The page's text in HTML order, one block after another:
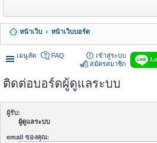
หน้าเว็บ
หน้าเว็บบอร์ด
เมนูลัด
FAQ
เข้าสู่ระบบ
สมัครสมาชิก
ติดต่อบอร์ดผู้ดูแลระบบ
ผู้รับ:
ผู้ดูแลระบบ
email ของคุณ: